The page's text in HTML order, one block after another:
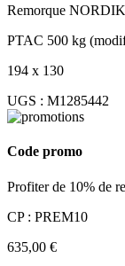
Remorque
PTAC 500 kg
194 x 130
UGS : M1285442
Code promo
Profiter de 10% de
CP : PREM10
635,00 €